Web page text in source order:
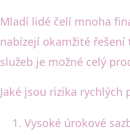
Mladí lidé čelí mnoha
nabízejí okamžité
služeb je možné celý
Jaké jsou rizika rychlých
Vysoké úrokové